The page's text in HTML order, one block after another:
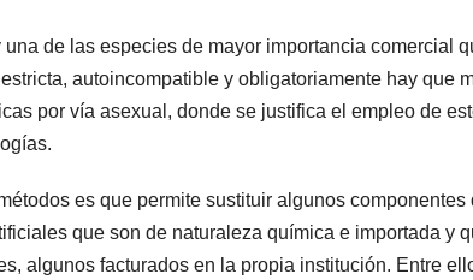
una de las especies de mayor importancia comercial
autoincompatible y obligatoriamente hay que
por vía asexual, donde se justifica el empleo de
es que permite sustituir algunos
que son de naturaleza química e importada y
algunos facturados en la propia institución. Entre